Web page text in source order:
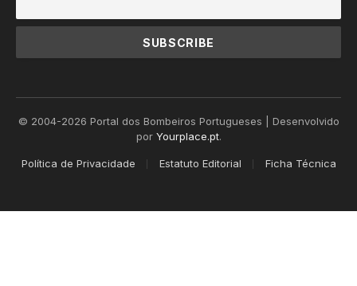
© 2004-2026 Portal dos Bombeiros Portugueses | Desenvolvido
por Yourplace.pt.
Política de Privacidade Estatuto Editorial Ficha Técnica